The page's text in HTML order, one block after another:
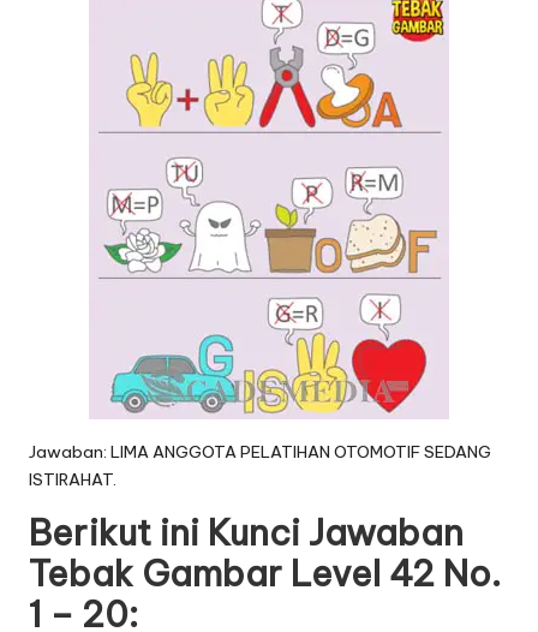
Jawaban: LIMA ANGGOTA PELATIHAN OTOMOTIF SEDANG
ISTIRAHAT.
Berikut ini Kunci Jawaban
Tebak Gambar Level 42 No.
1 – 20: